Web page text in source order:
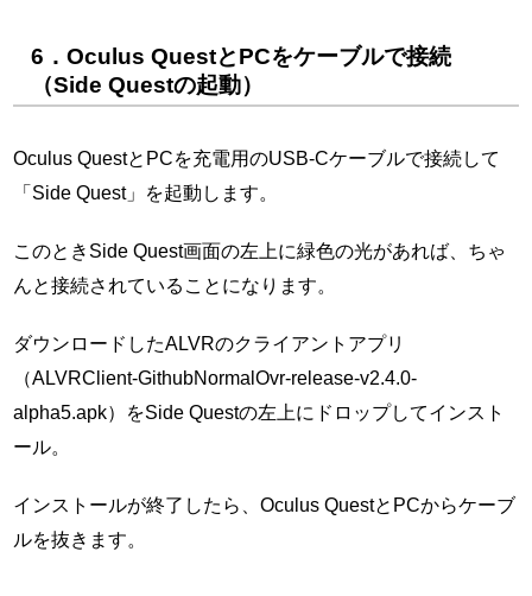
6．Oculus QuestとPCをケーブルで接続
（Side Questの起動）
Oculus QuestとPCを充電用のUSB-Cケーブルで接続して
「Side Quest」を起動します。
このときSide Quest画面の左上に緑色の光があれば、ちゃ
んと接続されていることになります。
ダウンロードしたALVRのクライアントアプリ
（ALVRClient-GithubNormalOvr-release-v2.4.0-
alpha5.apk）をSide Questの左上にドロップしてインスト
ール。
インストールが終了したら、Oculus QuestとPCからケーブ
ルを抜きます。